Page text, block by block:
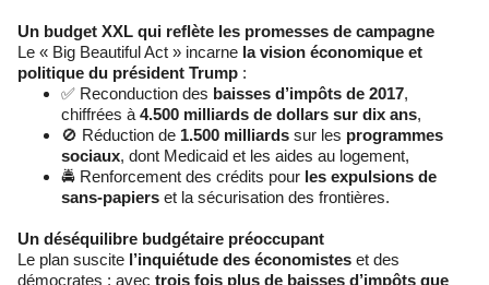
Un budget XXL qui reflète les promesses de campagne
Le « Big Beautiful Act » incarne la vision économique et
politique du président Trump :
✅ Reconduction des baisses d’impôts de 2017,
chiffrées à 4.500 milliards de dollars sur dix ans,
🚫 Réduction de 1.500 milliards sur les programmes
sociaux, dont Medicaid et les aides au logement,
🚔 Renforcement des crédits pour les expulsions de
sans-papiers et la sécurisation des frontières.
Un déséquilibre budgétaire préoccupant
Le plan suscite l’inquiétude des économistes et des
démocrates : avec trois fois plus de baisses d’impôts que